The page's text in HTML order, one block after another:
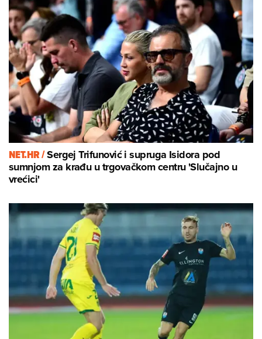
NET.HR /Sergej Trifunović i supruga Isidora pod
sumnjom za krađu u trgovačkom centru 'Slučajno u
vrećici'